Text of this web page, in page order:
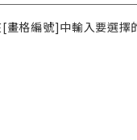
格編號]中輸入要選擇